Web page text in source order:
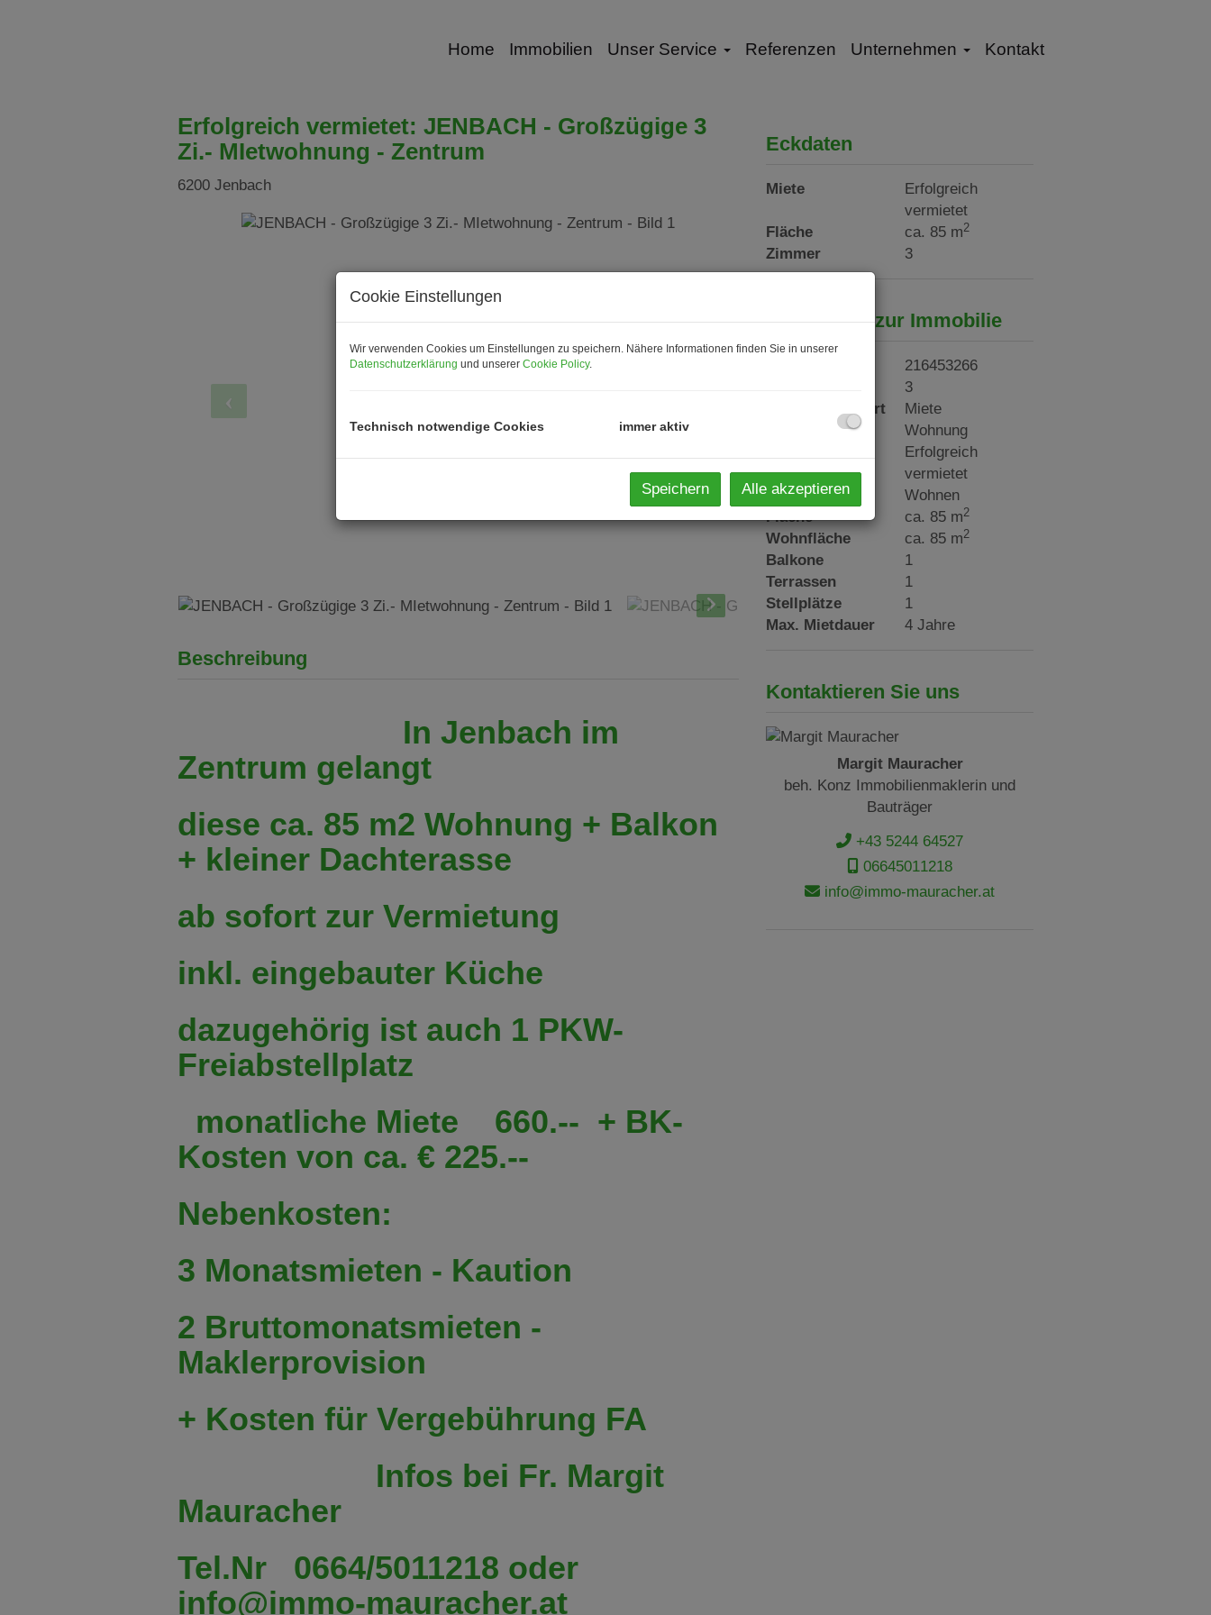
Home Immobilien Unser Service Referenzen Unternehmen Kontakt
Erfolgreich vermietet: JENBACH - Großzügige 3
Zi.- MIetwohnung - Zentrum
6200 Jenbach
Beschreibung
In Jenbach im
Zentrum gelangt
diese ca. 85 m2 Wohnung + Balkon
+ kleiner Dachterasse
ab sofort zur Vermietung
inkl. eingebauter Küche
dazugehörig ist auch 1 PKW-
Freiabstellplatz
monatliche Miete 660.-- + BK-
Kosten von ca. € 225.--
Nebenkosten:
3 Monatsmieten - Kaution
2 Bruttomonatsmieten -
Maklerprovision
+ Kosten für Vergebührung FA
Infos bei Fr. Margit
Mauracher
Tel.Nr 0664/5011218 oder
info@immo-mauracher.at
Eckdaten
Miete
Erfolgreich
vermietet
Fläche
ca. 85 m2
Zimmer 3
Basisdaten zur Immobilie
216453266
3
Vermarktungsart
Miete
Wohnung
Erfolgreich
vermietet
Nutzungsart
Wohnen
Fläche
ca. 85 m2
Wohnfläche ca. 85 m2
Balkone
1
Terrassen
1
Stellplätze
1
Max. Mietdauer
4 Jahre
Kontaktieren Sie uns
Margit Mauracher
beh. Konz Immobilienmaklerin und
Bauträger
+43 5244 64527
06645011218
info@immo-mauracher.at
Cookie Einstellungen
Wir verwenden Cookies um Einstellungen zu speichern. Nähere Informationen finden Sie in unserer
Datenschutzerklärung und unserer Cookie Policy.
Technisch notwendige Cookies immer aktiv
Speichern Alle akzeptieren